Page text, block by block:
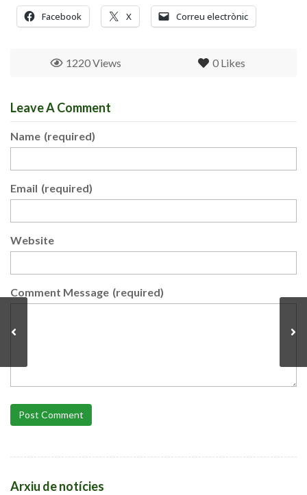
Facebook X Correu electrònic
0 Likes
1220 Views
Leave A Comment
Name (required)
Email (required)
Website
Comment Message (required)
Post Comment
Arxiu de notícies